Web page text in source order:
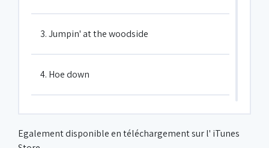
3. Jumpin' at the woodside
4. Hoe down
5. Well you needn't
Egalement disponible en téléchargement sur l' iTunes